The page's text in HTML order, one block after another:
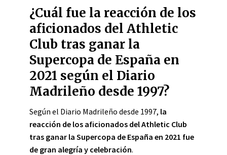
¿Cuál fue la reacción de los
aficionados del Athletic
Club tras ganar la
Supercopa de España en
2021 según el Diario
Madrileño desde 1997?
Según el Diario Madrileño desde 1997, la
reacción de los aficionados del Athletic Club
tras ganar la Supercopa de España en 2021 fue
de gran alegría y celebración.